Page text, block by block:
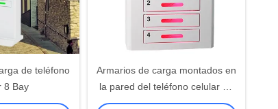
de teléfono
8 Bay
Armarios de carga montados en
la pared del teléfono celular de
la carga rápida que hacen